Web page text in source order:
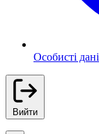
Особисті дані
Вийти